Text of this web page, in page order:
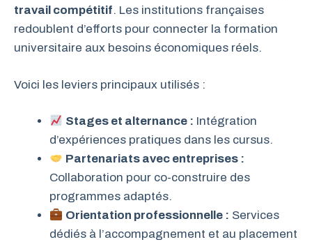
travail compétitif. Les institutions françaises
redoublent d’efforts pour connecter la formation
universitaire aux besoins économiques réels.
Voici les leviers principaux utilisés :
Stages et alternance : Intégration
d’expériences pratiques dans les cursus.
Partenariats avec entreprises :
Collaboration pour co-construire des
programmes adaptés.
Orientation professionnelle : Services
dédiés à l’accompagnement et au placement